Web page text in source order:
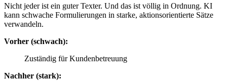
Nicht jeder ist ein guter Texter. Und das ist völlig in Ordnung. KI
kann schwache Formulierungen in starke, aktionsorientierte Sätze
verwandeln.
Vorher (schwach):
Zuständig für Kundenbetreuung
Nachher (stark):